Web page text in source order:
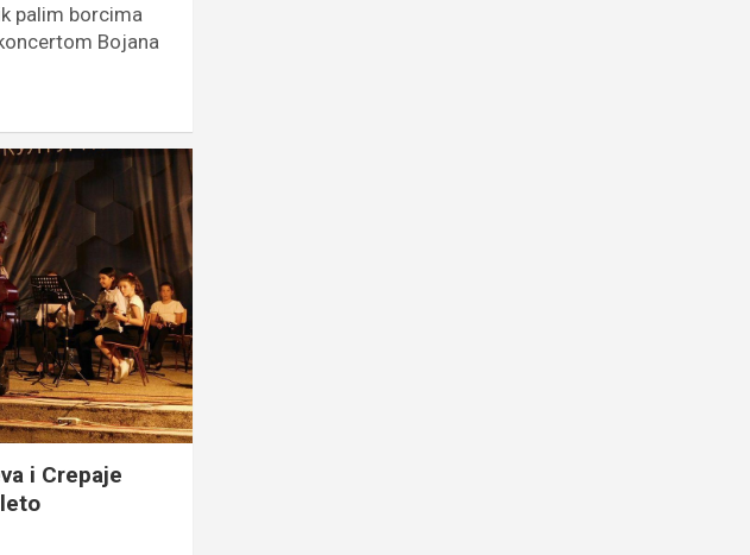
palim borcima
Bojana
i Crepaje